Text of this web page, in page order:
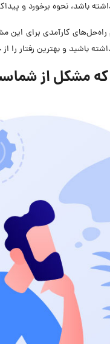
باشد، نحوه برخورد و
کارآمدی برای این
باشید و بهترین رفتار را
مشکل از